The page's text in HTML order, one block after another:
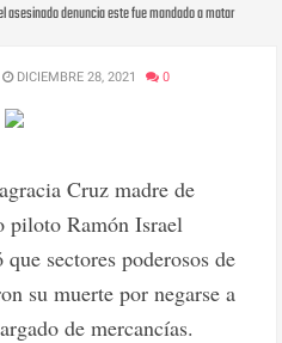
asesinado denuncia este fue mandado a matar
DICIEMBRE 28, 2021 0
Cruz madre de
piloto Ramón Israel
sectores poderosos de
su muerte por negarse a
de mercancías.